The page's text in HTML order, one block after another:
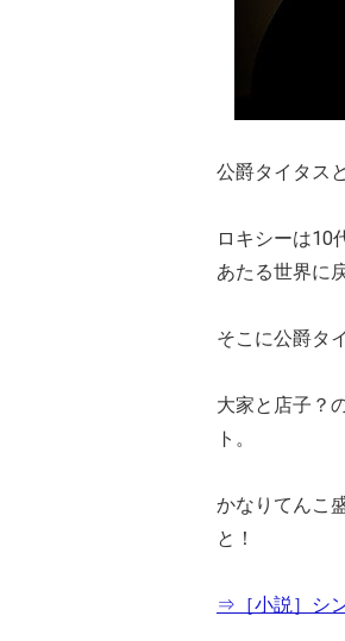
公爵タイタス
ロキシーは10
あたる世界に
そこに公爵タ
大家と店子？
ト。
かなりてんこ
と！
⇒［小説］シ